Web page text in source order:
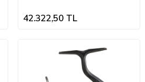
42.322,50 TL